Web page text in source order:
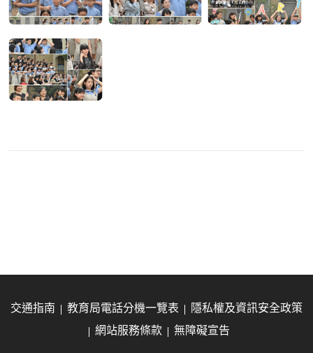
交通指南 教育局電話分機一覽表
隱私權及資訊安全政策
網站服務條款
無障礙宣告